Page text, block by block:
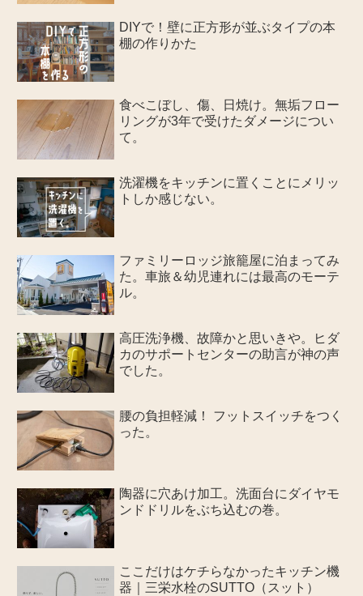
DIYで！壁に正方形が並ぶタイプの本
棚の作りかた
食べこぼし、傷、日焼け。無垢フロー
リングが3年で受けたダメージについ
て。
洗濯機をキッチンに置くことにメリッ
トしか感じない。
ファミリーロッジ旅籠屋に泊まってみ
た。車旅＆幼児連れには最高のモーテ
ル。
高圧洗浄機、故障かと思いきや。ヒダ
カのサポートセンターの助言が神の声
でした。
腰の負担軽減！ フットスイッチをつく
った。
陶器に穴あけ加工。洗面台にダイヤモ
ンドドリルをぶち込むの巻。
ここだけはケチらなかったキッチン機
器｜三栄水栓のSUTTO（スット）